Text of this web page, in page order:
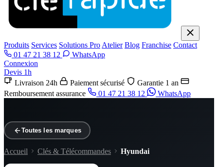
Produits Services Solutions Pro Atelier Blog Franchise Contact
01 47 21 38 12
WhatsApp
Connexion
Devis 1h
Livraison 24h
Paiement sécurisé
Garantie 1 an
Remboursement assurance
01 47 21 38 12 WhatsApp
Toutes les marques
Accueil Clés & Télécommandes Hyundai